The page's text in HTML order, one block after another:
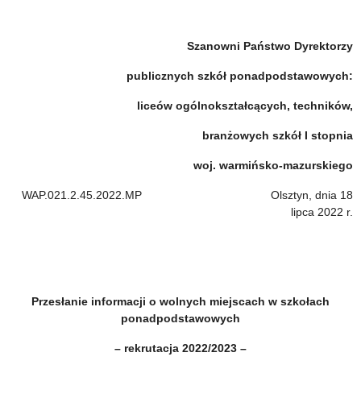
Szanowni Państwo Dyrektorzy
publicznych szkół ponadpodstawowych:
liceów ogólnokształcących, techników,
branżowych szkół I stopnia
woj. warmińsko-mazurskiego
WAP.021.2.45.2022.MP Olsztyn, dnia 18
lipca 2022 r.
Przesłanie informacji o wolnych miejscach w szkołach
ponadpodstawowych
– rekrutacja 2022/2023 –
stopnia-